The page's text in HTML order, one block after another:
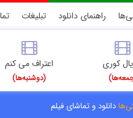
راهنمای دانلود تبلیغات
کوری اعتراف می کنم
(دوشنبه‌ها)
دانلود و تماشای فیلم